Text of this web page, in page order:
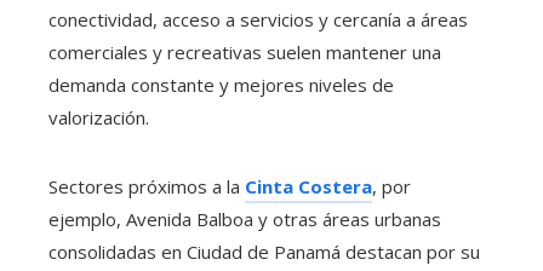
conectividad, acceso a servicios y cercanía a áreas
comerciales y recreativas suelen mantener una
demanda constante y mejores niveles de
valorización.
Sectores próximos a la Cinta Costera, por
ejemplo, Avenida Balboa y otras áreas urbanas
consolidadas en Ciudad de Panamá destacan por su